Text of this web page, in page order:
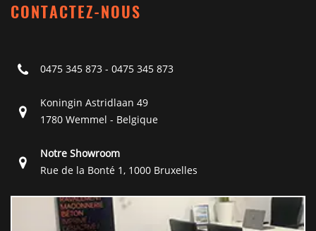
CONTACTEZ-NOUS
0475 345 873 - 0475 345 873
Koningin Astridlaan 49
1780 Wemmel - Belgique
Notre Showroom
Rue de la Bonté 1, 1000 Bruxelles